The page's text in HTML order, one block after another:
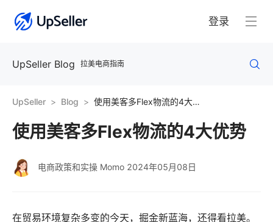
登录
UpSeller Blog 拉美电商指南
UpSeller Blog 使用美客多Flex物流的4大优势
使用美客多Flex物流的4大优势
电商政策和实操 Momo 2024年05月08日
在贸易环境复杂多变的今天，掘金新蓝海，还得看拉美。